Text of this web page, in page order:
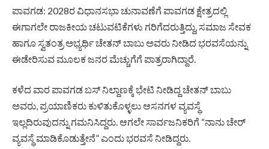
ಪಾವಗಡ: 2028ರ ವಿಧಾನಸಭಾ ಚುನಾವಣೆಗೆ ಪಾವಗಡ ಕ್ಷೇತ್ರದಲ್ಲಿ
ಈಗಾಗಲೇ ರಾಜಕೀಯ ಚಟುವಟಿಕೆಗಳು ಗರಿಗೆದರುತ್ತಿದ್ದು, ಸಮಾಜ ಸೇವಕ
ಹಾಗೂ ಸ್ವತಂತ್ರ ಅಭ್ಯರ್ಥಿ ಚೇತನ್ ಬಾಬು ಅವರು ನೀಡಿದ ಭರವಸೆಯನ್ನು
ಈಡೇರಿಸುವ ಮೂಲಕ ಜನರ ಮೆಚ್ಚುಗೆಗೆ ಪಾತ್ರರಾಗಿದ್ದಾರೆ.
ಕಳೆದ ವಾರ ಪಾವಗಡ ಬಸ್ ನಿಲ್ದಾಣಕ್ಕೆ ಭೇಟಿ ನೀಡಿದ್ದ ಚೇತನ್ ಬಾಬು
ಅವರು, ಪ್ರಯಾಣಿಕರು ಕುಳಿತುಕೊಳ್ಳಲು ಆಸನಗಳ ವ್ಯವಸ್ಥೆ
ಇಲ್ಲದಿರುವುದನ್ನು ಗಮನಿಸಿದ್ದರು. ಆಗಲೇ ಸಾರ್ವಜನಿಕರಿಗೆ “ನಾನು ಚೇರ್
ವ್ಯವಸ್ಥೆ ಮಾಡಿಕೊಡುತ್ತೇನೆ” ಎಂದು ಭರವಸೆ ನೀಡಿದ್ದರು.